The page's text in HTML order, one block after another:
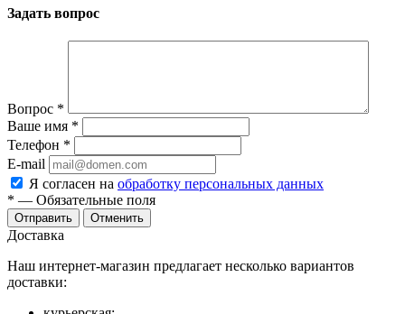
Задать вопрос
Вопрос *
Ваше имя *
Телефон *
E-mail
Я согласен на обработку персональных данных
* — Обязательные поля
Отправить Отменить
Доставка
Наш интернет-магазин предлагает несколько вариантов
доставки: